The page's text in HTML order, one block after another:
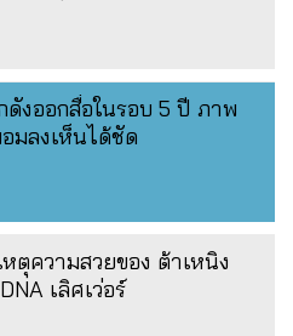
ดังออกสื่อในรอบ 5 ปี ภาพ
มลงเห็นได้ชัด
ตุความสวยของ ต้าเหนิง
เลิศเว่อร์